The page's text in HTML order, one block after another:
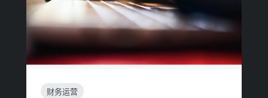
财务运营